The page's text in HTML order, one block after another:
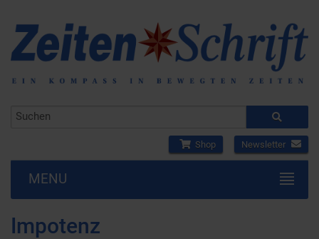
Shop Newsletter
MENU
Impotenz